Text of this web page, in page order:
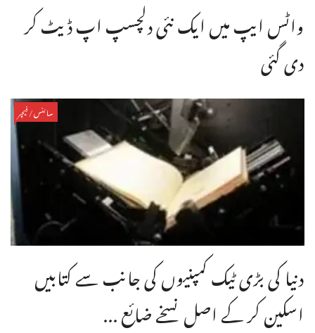
واٹس ایپ میں ایک نئی دلچسپ اپ ڈیٹ کر
دی گئی
سائنس/فیچر
دنیا کی بڑی ٹیک کمپنیوں کی جانب سے کتابیں
اسکین کر کے اصل نسخے ضائع ...